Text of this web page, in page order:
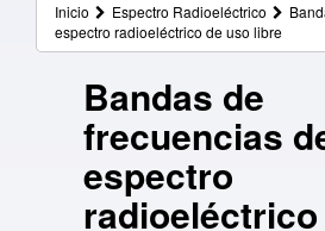
Inicio Espectro Radioeléctrico
espectro radioeléctrico de uso libre
Bandas de
frecuencias
espectro